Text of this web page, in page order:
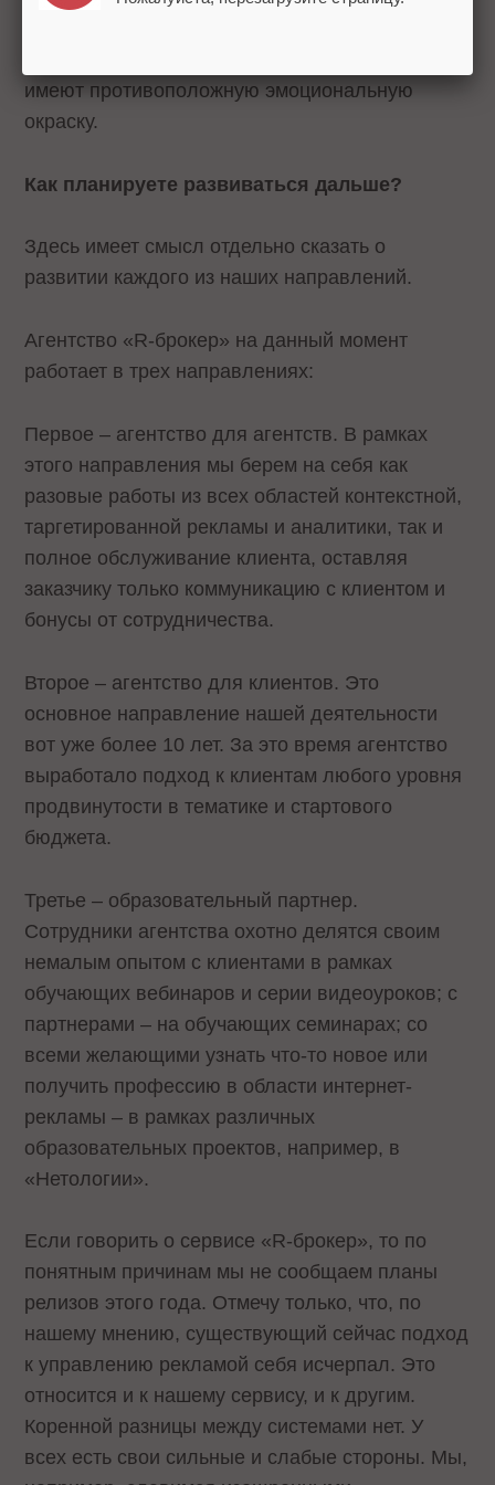
имеют противоположную эмоциональную
окраску.
Как планируете развиваться дальше?
Здесь имеет смысл отдельно сказать о
развитии каждого из наших направлений.
Агентство «R-брокер» на данный момент
работает в трех направлениях:
Первое – агентство для агентств. В рамках
этого направления мы берем на себя как
разовые работы из всех областей контекстной,
таргетированной рекламы и аналитики, так и
полное обслуживание клиента, оставляя
заказчику только коммуникацию с клиентом и
бонусы от сотрудничества.
Второе – агентство для клиентов. Это
основное направление нашей деятельности
вот уже более 10 лет. За это время агентство
выработало подход к клиентам любого уровня
продвинутости в тематике и стартового
бюджета.
Третье – образовательный партнер.
Сотрудники агентства охотно делятся своим
немалым опытом с клиентами в рамках
обучающих вебинаров и серии видеоуроков; с
партнерами – на обучающих семинарах; со
всеми желающими узнать что-то новое или
получить профессию в области интернет-
рекламы – в рамках различных
образовательных проектов, например, в
«Нетологии».
Если говорить о сервисе «R-брокер», то по
понятным причинам мы не сообщаем планы
релизов этого года. Отмечу только, что, по
нашему мнению, существующий сейчас подход
к управлению рекламой себя исчерпал. Это
относится и к нашему сервису, и к другим.
Коренной разницы между системами нет. У
всех есть свои сильные и слабые стороны. Мы,